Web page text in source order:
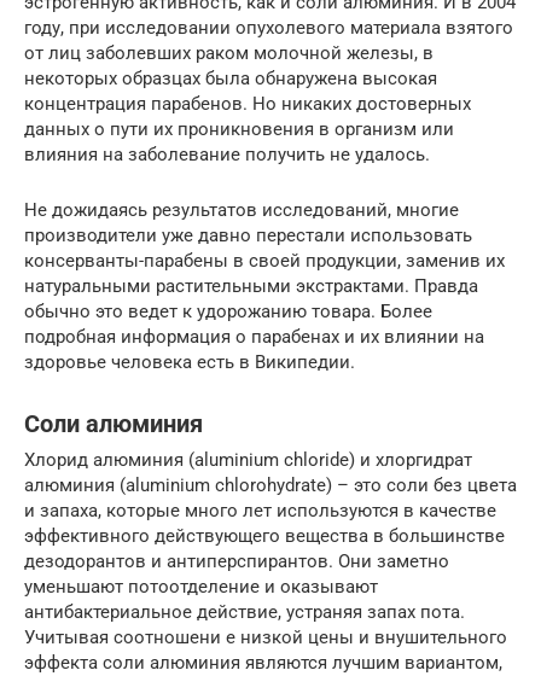
году, при исследовании опухолевого материала взятого
от лиц заболевших раком молочной железы, в
некоторых образцах была обнаружена высокая
концентрация парабенов. Но никаких достоверных
данных о пути их проникновения в организм или
влияния на заболевание получить не удалось.
Не дожидаясь результатов исследований, многие
производители уже давно перестали использовать
консерванты-парабены в своей продукции, заменив их
натуральными растительными экстрактами. Правда
обычно это ведет к удорожанию товара. Более
подробная информация о парабенах и их влиянии на
здоровье человека есть в Википедии.
Соли алюминия
Хлорид алюминия (aluminium chloride) и хлоргидрат
алюминия (aluminium chlorohydrate) – это соли без цвета
и запаха, которые много лет используются в качестве
эффективного действующего вещества в большинстве
дезодорантов и антиперспирантов. Они заметно
уменьшают потоотделение и оказывают
антибактериальное действие, устраняя запах пота.
Учитывая соотношени е низкой цены и внушительного
эффекта соли алюминия являются лучшим вариантом,